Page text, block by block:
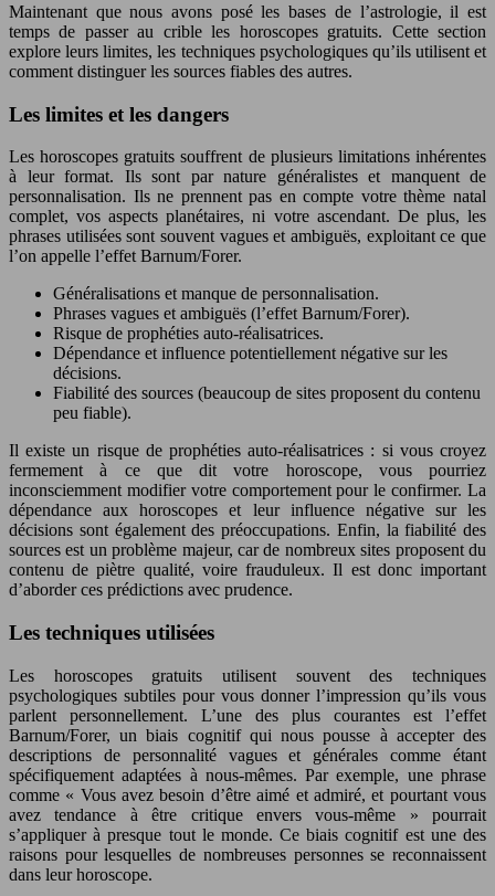
Maintenant que nous avons posé les bases de l’astrologie, il est
temps de passer au crible les horoscopes gratuits. Cette section
explore leurs limites, les techniques psychologiques qu’ils utilisent et
comment distinguer les sources fiables des autres.
Les limites et les dangers
Les horoscopes gratuits souffrent de plusieurs limitations inhérentes
à leur format. Ils sont par nature généralistes et manquent de
personnalisation. Ils ne prennent pas en compte votre thème natal
complet, vos aspects planétaires, ni votre ascendant. De plus, les
phrases utilisées sont souvent vagues et ambiguës, exploitant ce que
l’on appelle l’effet Barnum/Forer.
Généralisations et manque de personnalisation.
Phrases vagues et ambiguës (l’effet Barnum/Forer).
Risque de prophéties auto-réalisatrices.
Dépendance et influence potentiellement négative sur les
décisions.
Fiabilité des sources (beaucoup de sites proposent du contenu
peu fiable).
Il existe un risque de prophéties auto-réalisatrices : si vous croyez
fermement à ce que dit votre horoscope, vous pourriez
inconsciemment modifier votre comportement pour le confirmer. La
dépendance aux horoscopes et leur influence négative sur les
décisions sont également des préoccupations. Enfin, la fiabilité des
sources est un problème majeur, car de nombreux sites proposent du
contenu de piètre qualité, voire frauduleux. Il est donc important
d’aborder ces prédictions avec prudence.
Les techniques utilisées
Les horoscopes gratuits utilisent souvent des techniques
psychologiques subtiles pour vous donner l’impression qu’ils vous
parlent personnellement. L’une des plus courantes est l’effet
Barnum/Forer, un biais cognitif qui nous pousse à accepter des
descriptions de personnalité vagues et générales comme étant
spécifiquement adaptées à nous-mêmes. Par exemple, une phrase
comme « Vous avez besoin d’être aimé et admiré, et pourtant vous
avez tendance à être critique envers vous-même » pourrait
s’appliquer à presque tout le monde. Ce biais cognitif est une des
raisons pour lesquelles de nombreuses personnes se reconnaissent
dans leur horoscope.